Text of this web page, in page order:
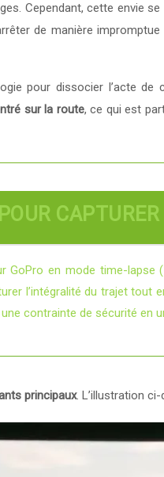
Cependant, cette envie
de manière
pour dissocier l’acte de
sur la route, ce qui est
en mode time-
l’intégralité du trajet tout
contrainte de sécurité en
principaux. L’illustration